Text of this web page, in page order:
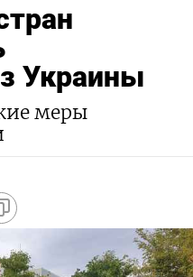
Украины
меры